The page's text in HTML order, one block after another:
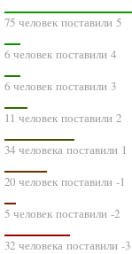
75 человек поставили 5
6 человек поставили 4
6 человек поставили 3
11 человек поставили 2
34 человека поставили 1
20 человек поставили -1
5 человек поставили -2
32 человека поставили -3